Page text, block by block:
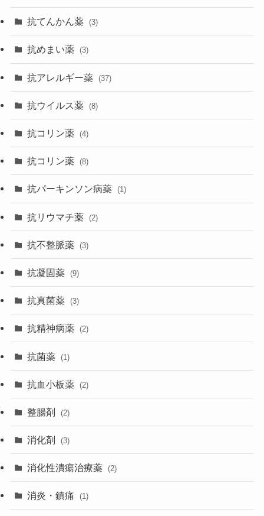
抗てんかん薬 (3)
抗めまい薬 (3)
抗アレルギー薬 (37)
抗ウイルス薬 (8)
抗コリン薬 (4)
抗コリン薬 (8)
抗パーキンソン病薬 (1)
抗リウマチ薬 (2)
抗不整脈薬 (3)
抗凝固薬 (9)
抗真菌薬 (3)
抗精神病薬 (2)
抗菌薬 (1)
抗血小板薬 (2)
整腸剤 (2)
消化剤 (3)
消化性潰瘍治療薬 (2)
消炎・鎮痛 (1)